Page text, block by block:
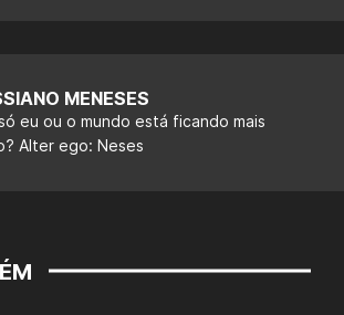
MENESES
eu ou o mundo está ficando mais
Alter ego: Neses